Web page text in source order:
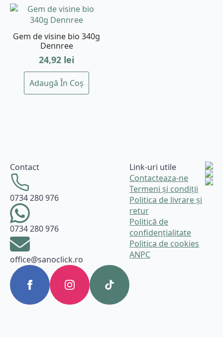
Gem de visine bio 340g
Dennree
24,92 lei
Adaugă În Coș
Contact
0734 280 976
0734 280 976
office@sanoclick.ro
Link-uri utile
Contacteaza-ne
Termeni și condiții
Politica de livrare și
retur
Politică de
confidențialitate
Politica de cookies
ANPC